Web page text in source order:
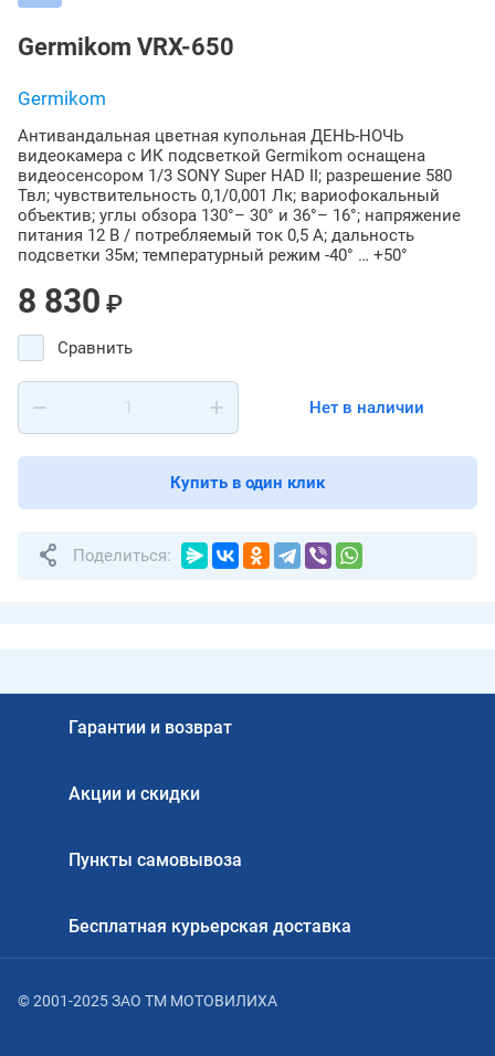
Germikom VRX-650
Germikom
Антивандальная цветная купольная ДЕНЬ-НОЧЬ
видеокамера c ИК подсветкой Germikom оснащена
видеосенсором 1/3 SONY Super HAD II; разрешение 580
Твл; чувствительность 0,1/0,001 Лк; вариофокальный
объектив; углы обзора 130°– 30° и 36°– 16°; напряжение
питания 12 В / потребляемый ток 0,5 А; дальность
подсветки 35м; температурный режим -40° … +50°
8 830 ₽
Сравнить
Нет в наличии
Купить в один клик
Поделиться:
Гарантии и возврат
Акции и скидки
Пункты самовывоза
Бесплатная курьерская доставка
© 2001-2025 ЗАО ТМ МОТОВИЛИХА